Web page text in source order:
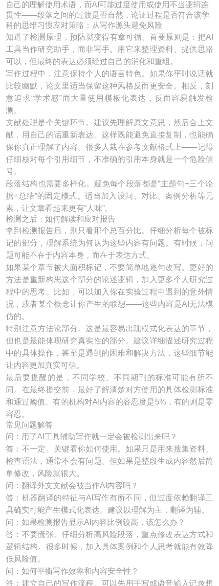
自己的理解使用术语，而AI可能过度使用或使用不当逻辑连
贯性——段落之间的过渡是否自然，论证过程是否符合该学
科的思维习惯应对策略：从写作源头避免风险
知道了检测原理，预防就变得有章可循。首要原则是：把AI
工具当作研究助手，而非写手。用它来整理资料、提供思路
可以，但最终的表达必须经过自己的消化和重组。
写作过程中，注意保持个人的语言特色。如果你平时说话就
比较幽默，论文里适当保留这种风格反而更安全。相反，刻
意追求“学术感”而大量使用模板化表达，反而容易触发检
测。
文献处理是个关键环节。建议先理解原文意思，然后合上文
献，用自己的话重新表达。这样既能避免直接复制，也能确
保你真正理解了内容。很多人栽在参考文献格式上——记得
仔细核对每个引用细节，不准确的引用本身就是一个危险信
号。
段落结构也需要多样化。避免每个段落都是“主题句+三个论
据+总结”的固定模式。适当加入设问、对比、案例分析等元
素，让文章看起来更有“人味”。
检测之后：如何解读和应对报告
拿到检测报告后，别只看那个总百分比。仔细分析每个被标
记的部分，理解系统为何认为这些内容有问题。有时候，问
题可能不在于内容本身，而在于表达方式。
如果某个章节被大面积标记，不要简单地逐句改写。更好的
方法是重新构思这个部分的论述逻辑，加入更多个人研究过
程中的思考。比如，可以加入你在实验过程中遇到的意外情
况，或者某个概念让你产生的联想——这些内容是AI无法模
仿的。
特别注意方法论部分。这是最容易出现模式化表达的章节，
但也是最能体现研究真实性的部分。建议详细描述研究过程
中的具体操作，甚至是遇到的困难和解决方法，这些细节能
让内容更加真实可信。
最后要提醒的是，不同学校、不同期刊的标准可能有所不
同。在最终提交前，最好了解清楚对方使用的具体检测标准
和通过阈值。有的机构对AI内容的容忍度是5%，有的则是零
容忍。
常见问题解答
问：用了AI工具辅助写作就一定会被检测出来吗？
答：不一定。关键看你如何使用。如果只是用来搜集资料、
检查语法，通常不会有问题。但如果是整段生成内容然后简
单修改，风险就很大。
问：翻译外文文献会被当作AI内容吗？
答：机器翻译的特征与AI写作有所不同，但过度依赖翻译工
具确实可能产生模式化表达。建议以理解为主，翻译为辅。
问：如果检测报告显示AI内容比例较高，该怎么办？
答：不要慌张。仔细分析高风险段落，重点修改表达方式和
逻辑结构。很多时候，加入具体案例和个人思考就能有效降
低风险值。
问：如何平衡写作效率和内容安全性？
答：建立自己的写作流程。可以先用手写或语音输入记录想